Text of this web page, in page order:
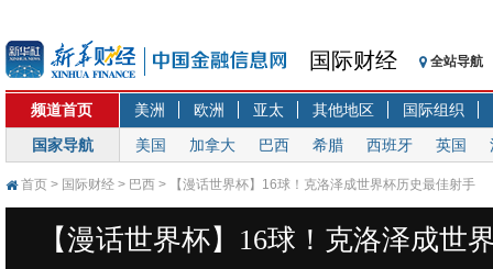
国际财经 全站导航
频道首页 美洲 欧洲 亚太 其他地区
国际组织
国家导航
美国 加拿大 巴西 希腊 西班牙 英国
首页 > 国际财经 > 巴西 > 【漫话世界杯】16球！克洛泽成世界杯历史最佳射手
【漫话世界杯】16球！克洛泽成世